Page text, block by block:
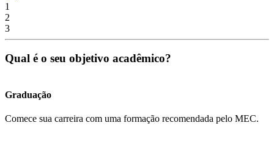
1
2
3
Qual é o seu objetivo acadêmico?
Graduação
Comece sua carreira com uma formação recomendada pelo MEC.